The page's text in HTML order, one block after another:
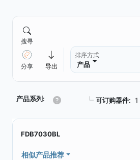
搜寻
分享 导出
排序方式
产品
产品系列: ┗ 可订购器件: 1
FDB7030BL
相似产品推荐